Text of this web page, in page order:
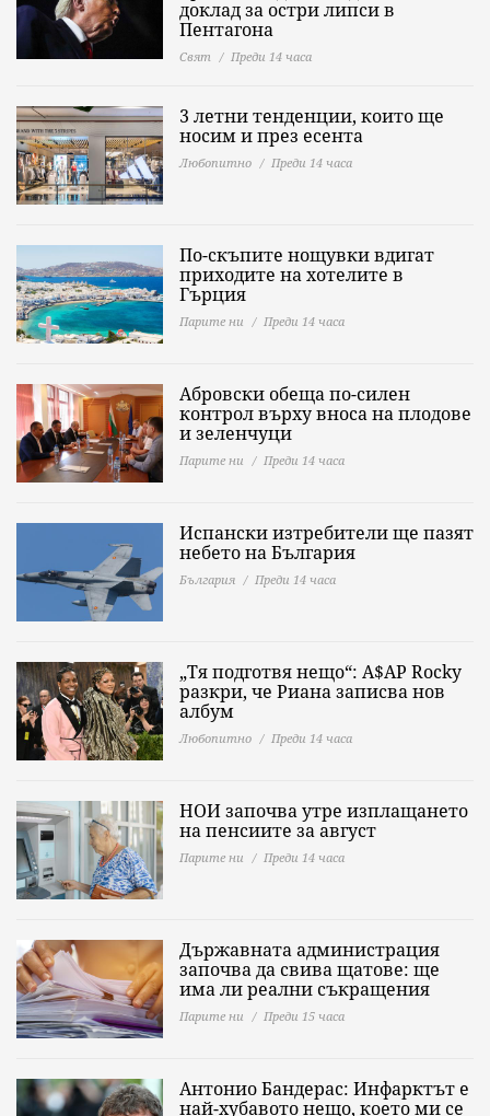
доклад за остри липси в
Пентагона
Свят Преди 14 часа
3 летни тенденции, които ще
носим и през есента
Любопитно Преди 14 часа
По-скъпите нощувки вдигат
приходите на хотелите в
Гърция
Парите ни Преди 14 часа
Абровски обеща по-силен
контрол върху вноса на плодове
и зеленчуци
Парите ни Преди 14 часа
Испански изтребители ще пазят
небето на България
България Преди 14 часа
„Тя подготвя нещо“: A$AP Rocky
разкри, че Риана записва нов
албум
Любопитно Преди 14 часа
НОИ започва утре изплащането
на пенсиите за август
Парите ни Преди 14 часа
Държавната администрация
започва да свива щатове: ще
има ли реални съкращения
Парите ни Преди 15 часа
Антонио Бандерас: Инфарктът е
най-хубавото нещо, което ми се